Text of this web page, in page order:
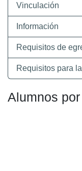
Vinculación
Información
Requisitos de
Requisitos para
Alumnos